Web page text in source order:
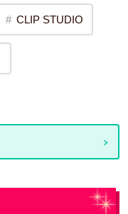
CLIP STUDIO